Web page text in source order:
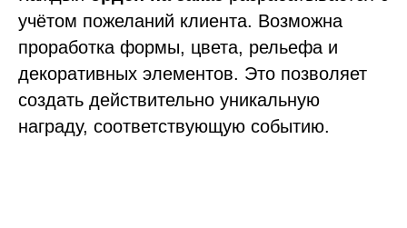
учётом пожеланий клиента. Возможна
проработка формы, цвета, рельефа и
декоративных элементов. Это позволяет
создать действительно уникальную
награду, соответствующую событию.